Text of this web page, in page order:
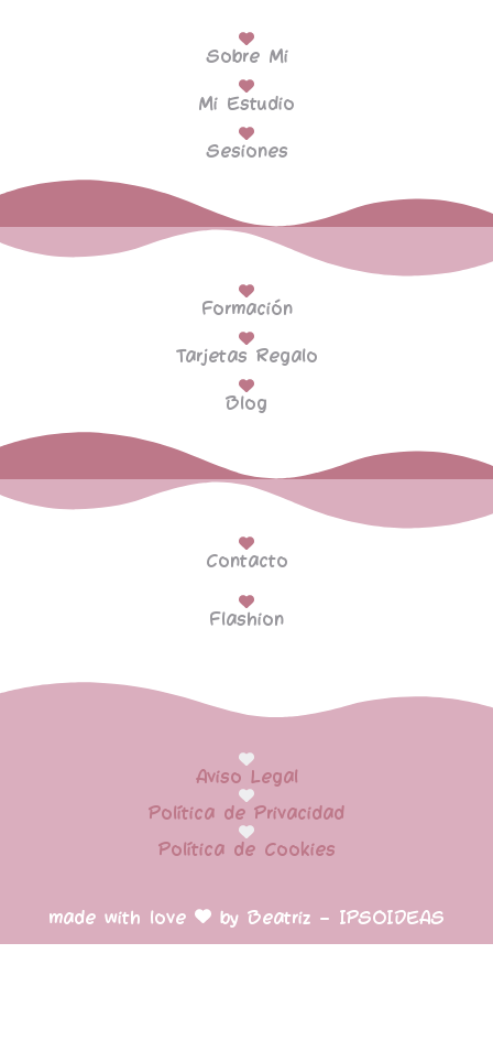
Sobre Mi
Mi Estudio
Sesiones
Formación
Tarjetas Regalo
Blog
Contacto
Flashion
made with love by Beatriz – IPSOIDEAS
Aviso Legal
Política de Privacidad
Política de Cookies